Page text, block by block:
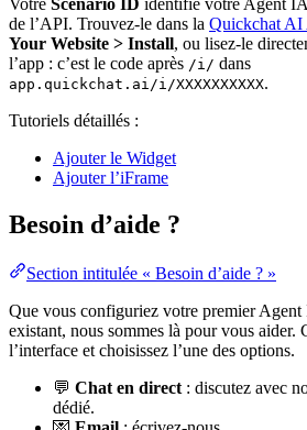
Votre Scenario ID identifie votre Agent
de l’API. Trouvez-le dans la Quickchat AI
Your Website > Install, ou lisez-le
l’app : c’est le code après /i/ dans
app.quickchat.ai/i/XXXXXXXXXX.
Tutoriels détaillés :
Ajouter le Widget
Ajouter l’iFrame
Besoin d’aide ?
Section intitulée « Besoin d’aide ? »
Que vous configuriez votre premier
existant, nous sommes là pour vous aider.
l’interface et choisissez l’une des options.
💬 Chat en direct : discutez avec
dédié.